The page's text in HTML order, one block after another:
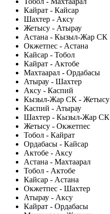
Кайрат - Кайсар
Шахтер - Аксу
Жетысу - Атырау
Астана - Кызыл-Жар СК
Окжетпес - Астана
Кайсар - Тобол
Кайрат - Актобе
Махтаарал - Ордабасы
Атырау - Шахтер
Аксу - Каспий
Кызыл-Жар СК - Жетысу
Каспий - Атырау
Шахтер - Кызыл-Жар СК
Жетысу - Окжетпес
Тобол - Кайрат
Ордабасы - Кайсар
Актобе - Аксу
Астана - Махтаарал
Тобол - Актобе
Кайсар - Астана
Окжетпес - Шахтер
Атырау - Аксу
Кайрат - Ордабасы